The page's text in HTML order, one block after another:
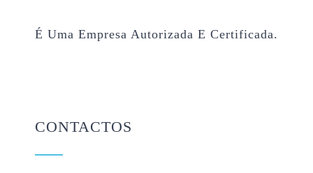
É Uma Empresa Autorizada E Certificada.
CONTACTOS